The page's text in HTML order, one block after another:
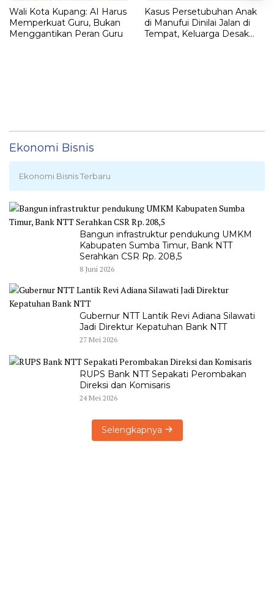
Wali Kota Kupang: AI Harus
Memperkuat Guru, Bukan
Menggantikan Peran Guru
Kasus Persetubuhan Anak
di Manufui Dinilai Jalan di
Tempat, Keluarga Desak
Ekonomi Bisnis
Ekonomi Bisnis Terbaru
Bangun infrastruktur pendukung UMKM
Kabupaten Sumba Timur, Bank NTT
Serahkan CSR Rp. 208,5
8 Juni 2026
Gubernur NTT Lantik Revi Adiana Silawati
Jadi Direktur Kepatuhan Bank NTT
27 Mei 2026
RUPS Bank NTT Sepakati Perombakan
Direksi dan Komisaris
24 Mei 2026
Selengkapnya